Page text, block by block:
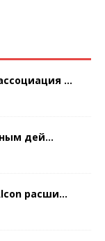
...
дей...
расши...